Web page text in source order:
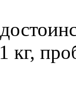
кг,